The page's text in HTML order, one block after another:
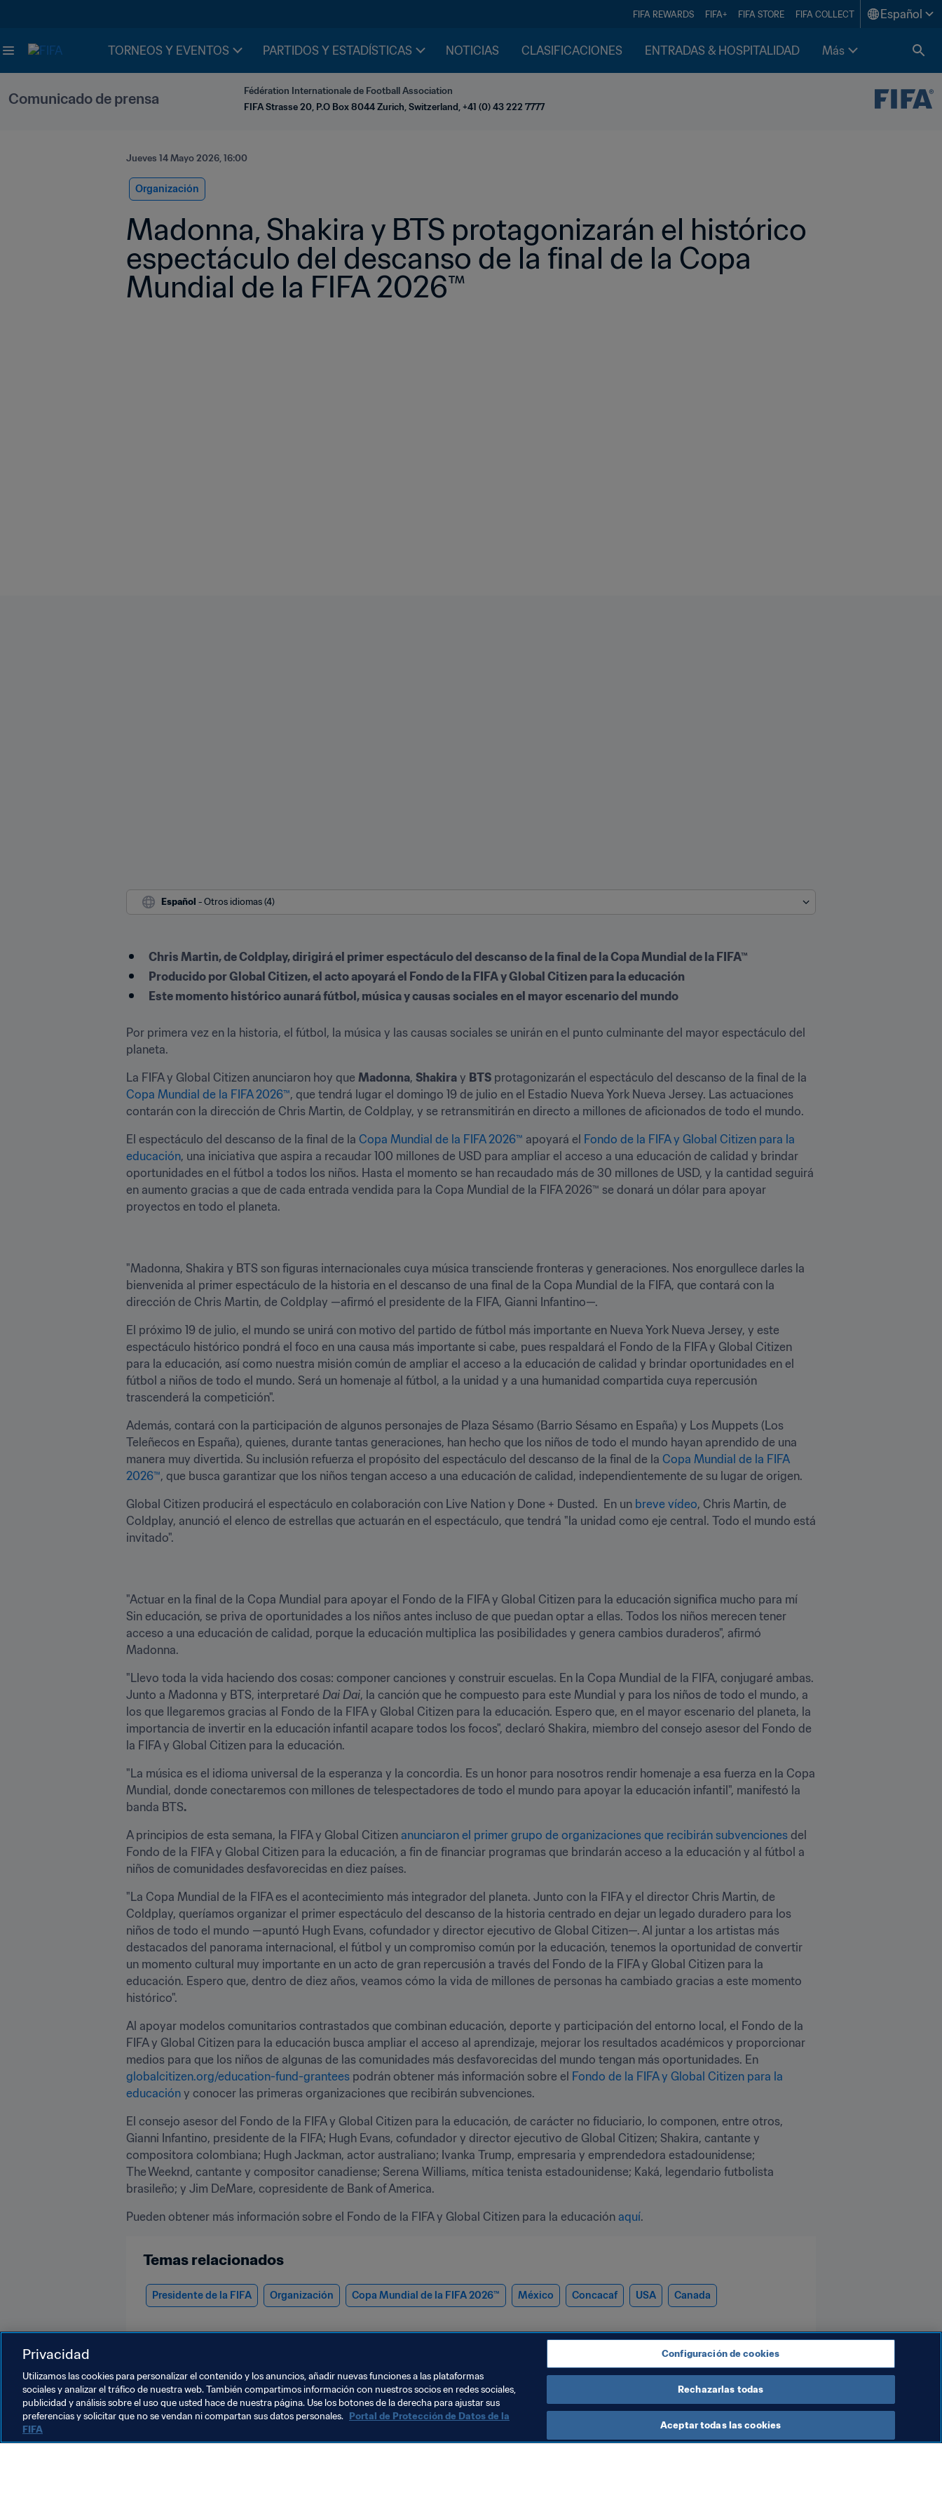
FIFA REWARDS FIFA+ FIFA STORE FIFA COLLECT Español
TORNEOS Y EVENTOS PARTIDOS Y ESTADÍSTICAS NOTICIAS CLASIFICACIONES ENTRADAS & HOSPITALIDAD Más
Comunicado de prensa
Fédération Internationale de Football Association
FIFA Strasse 20, P.O Box 8044 Zurich, Switzerland, +41 (0) 43 222 7777
Jueves 14 Mayo 2026, 16:00
Organización
Madonna, Shakira y BTS protagonizarán el histórico
espectáculo del descanso de la final de la Copa
Mundial de la FIFA 2026™
Español - Otros idiomas (4)
Chris Martin, de Coldplay, dirigirá el primer espectáculo del descanso de la final de la Copa Mundial de la FIFA™
Producido por Global Citizen, el acto apoyará el Fondo de la FIFA y Global Citizen para la educación
Este momento histórico aunará fútbol, música y causas sociales en el mayor escenario del mundo
Por primera vez en la historia, el fútbol, la música y las causas sociales se unirán en el punto culminante del mayor espectáculo del
planeta.
La FIFA y Global Citizen anunciaron hoy que Madonna, Shakira y BTS
Copa Mundial de la FIFA 2026™, que tendrá lugar el domingo 19 de julio en el Estadio Nueva York Nueva Jersey. Las actuaciones
contarán con la dirección de Chris Martin, de Coldplay, y se retransmitirán en directo a millones de aficionados de todo el mundo.
El espectáculo del descanso de la final de la Copa Mundial de la FIFA 2026™ apoyará el Fondo de la FIFA y Global Citizen para la
educación, una iniciativa que aspira a recaudar 100 millones de USD para ampliar el acceso a una educación de calidad y brindar
oportunidades en el fútbol a todos los niños. Hasta el momento se han recaudado más de 30 millones de USD, y la cantidad seguirá
en aumento gracias a que de cada entrada vendida para la Copa Mundial de la FIFA 2026™ se donará un dólar para apoyar
proyectos en todo el planeta.
"Madonna, Shakira y BTS son figuras internacionales cuya música transciende fronteras y generaciones. Nos enorgullece darles la
bienvenida al primer espectáculo de la historia en el descanso de una final de la Copa Mundial de la FIFA, que contará con la
dirección de Chris Martin, de Coldplay —afirmó el presidente de la FIFA, Gianni Infantino—.
El próximo 19 de julio, el mundo se unirá con motivo del partido de fútbol más importante en Nueva York Nueva Jersey, y este
espectáculo histórico pondrá el foco en una causa más importante si cabe, pues respaldará el Fondo de la FIFA y Global Citizen
para la educación, así como nuestra misión común de ampliar el acceso a la educación de calidad y brindar oportunidades en el
fútbol a niños de todo el mundo. Será un homenaje al fútbol, a la unidad y a una humanidad compartida cuya repercusión
trascenderá la competición".
Además, contará con la participación de algunos personajes de Plaza Sésamo (Barrio Sésamo en España) y Los Muppets (Los
Teleñecos en España), quienes, durante tantas generaciones, han hecho que los niños de todo el mundo hayan aprendido de una
manera muy divertida. Su inclusión refuerza el propósito del espectáculo del descanso de la final de la Copa Mundial de la FIFA
2026™, que busca garantizar que los niños tengan acceso a una educación de calidad, independientemente de su lugar de origen.
Global Citizen producirá el espectáculo en colaboración con Live Nation y Done + Dusted.  En un breve vídeo, Chris Martin, de
Coldplay, anunció el elenco de estrellas que actuarán en el espectáculo, que tendrá "la unidad como eje central. Todo el mundo está
invitado".
"Actuar en la final de la Copa Mundial para apoyar el Fondo de la FIFA y Global Citizen para la educación significa mucho para mí
Sin educación, se priva de oportunidades a los niños antes incluso de que puedan optar a ellas. Todos los niños merecen tener
acceso a una educación de calidad, porque la educación multiplica las posibilidades y genera cambios duraderos", afirmó
Madonna.
"Llevo toda la vida haciendo dos cosas: componer canciones y construir escuelas. En la Copa Mundial de la FIFA, conjugaré ambas.
Junto a Madonna y BTS, interpretaré Dai Dai, la canción que he compuesto para este Mundial y para los niños de todo el mundo, a
los que llegaremos gracias al Fondo de la FIFA y Global Citizen para la educación. Espero que, en el mayor escenario del planeta, la
importancia de invertir en la educación infantil acapare todos los focos", declaró Shakira, miembro del consejo asesor del Fondo de
la FIFA y Global Citizen para la educación.
"La música es el idioma universal de la esperanza y la concordia. Es un honor para nosotros rendir homenaje a esa fuerza en la Copa
Mundial, donde conectaremos con millones de telespectadores de todo el mundo para apoyar la educación infantil", manifestó la
banda BTS.
A principios de esta semana, la FIFA y Global Citizen anunciaron el primer grupo de organizaciones que recibirán subvenciones del
Fondo de la FIFA y Global Citizen para la educación, a fin de financiar programas que brindarán acceso a la educación y al fútbol a
niños de comunidades desfavorecidas en diez países.
"La Copa Mundial de la FIFA es el acontecimiento más integrador del planeta. Junto con la FIFA y el director Chris Martin, de
Coldplay, queríamos organizar el primer espectáculo del descanso de la historia centrado en dejar un legado duradero para los
niños de todo el mundo —apuntó Hugh Evans, cofundador y director ejecutivo de Global Citizen—. Al juntar a los artistas más
destacados del panorama internacional, el fútbol y un compromiso común por la educación, tenemos la oportunidad de convertir
un momento cultural muy importante en un acto de gran repercusión a través del Fondo de la FIFA y Global Citizen para la
educación. Espero que, dentro de diez años, veamos cómo la vida de millones de personas ha cambiado gracias a este momento
histórico".
Al apoyar modelos comunitarios contrastados que combinan educación, deporte y participación del entorno local, el Fondo de la
FIFA y Global Citizen para la educación busca ampliar el acceso al aprendizaje, mejorar los resultados académicos y proporcionar
globalcitizen.org/education-fund-grantees podrán obtener más información sobre el Fondo de la FIFA y Global Citizen para la
educación y conocer las primeras organizaciones que recibirán subvenciones.
El consejo asesor del Fondo de la FIFA y Global Citizen para la educación, de carácter no fiduciario, lo componen, entre otros,
Gianni Infantino, presidente de la FIFA; Hugh Evans, cofundador y director ejecutivo de Global Citizen; Shakira, cantante y
compositora colombiana; Hugh Jackman, actor australiano; Ivanka Trump, empresaria y emprendedora estadounidense;
The Weeknd, cantante y compositor canadiense; Serena Williams, mítica tenista estadounidense; Kaká, legendario futbolista
brasileño; y Jim DeMare, copresidente de Bank of America.
Pueden obtener más información sobre el Fondo de la FIFA y Global Citizen para la educación aquí.
Temas relacionados
Presidente de la FIFA Organización Copa Mundial de la FIFA 2026™ México Concacaf USA Canada
Organización
Privacidad
Utilizamos las cookies para personalizar el contenido y los anuncios, añadir nuevas funciones a las plataformas
sociales y analizar el tráfico de nuestra web. También compartimos información con nuestros socios en redes sociales,
publicidad y análisis sobre el uso que usted hace de nuestra página. Use los botones de la derecha para ajustar sus
preferencias y solicitar que no se vendan ni compartan sus datos personales. Portal de Protección de Datos de la
FIFA
Configuración de cookies
Rechazarlas todas
Aceptar todas las cookies